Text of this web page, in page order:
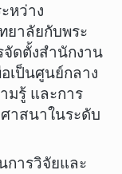
หว่าง
ยาลัยกับพระ
จัดตั้งสำนักงาน
เป็นศูนย์กลาง
มรู้ และการ
าสนาในระดับ
ารวิจัยและ